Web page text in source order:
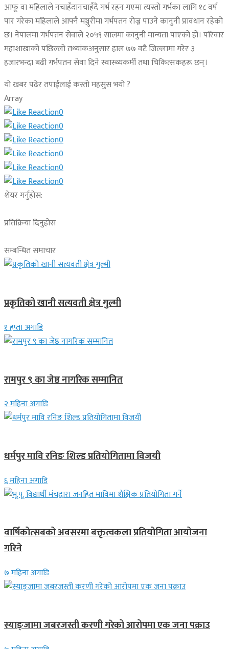
आफू वा महिलाले नचाहँदानचाहँदै गर्भ रहन गएमा त्यस्तो गर्भका लागि १८ वर्ष
पार गरेका महिलाले आफ्नै मञ्जुरीमा गर्भपतन रोज्न पाउने कानुनी प्रावधान रहेको
छ। नेपालमा गर्भपतन सेवाले २०५९ सालमा कानुनी मान्यता पाएको हो। परिवार
महाशाखाको पछिल्लो तथ्यांकअनुसार हाल ७७ वटै जिल्लामा गरेर ३
हजारभन्दा बढी गर्भपतन सेवा दिने स्वास्थ्यकर्मी तथा चिकित्सकहरू छन्।
यो खबर पढेर तपाईलाई कस्तो महसुस भयो ?
Array
0
0
0
0
0
0
शेयर गर्नुहोस:
प्रतिक्रिया दिनुहोस
सम्बन्धित समाचार
प्रकृतिको खानी सत्यवती क्षेत्र गुल्मी
१ हप्ता अगाडि
रामपुर ९ का जेष्ठ नागरिक सम्मानित
२ महिना अगाडि
धर्मपुर मावि रनिङ शिल्ड प्रतियोगितामा विजयी
६ महिना अगाडि
वार्षिकोत्सबको अवसरमा बक्तृत्वकला प्रतियोगिता आयोजना
गरिने
७ महिना अगाडि
स्याङ्जामा जबरजस्ती करणी गरेको आरोपमा एक जना पक्राउ